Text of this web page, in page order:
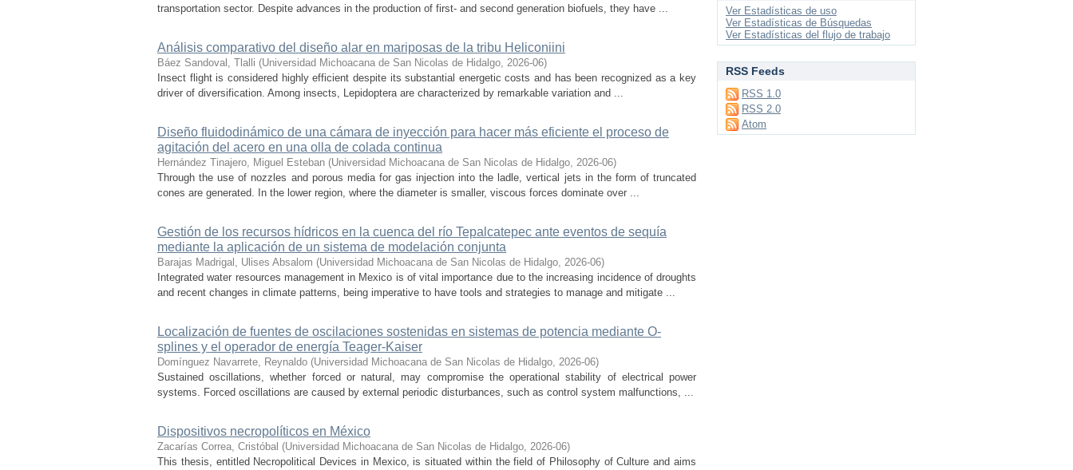
transportation sector. Despite advances in the production of first- and second generation biofuels, they have ...
Análisis comparativo del diseño alar en mariposas de la tribu Heliconiini
Báez Sandoval, Tlalli (Universidad Michoacana de San Nicolas de Hidalgo, 2026-06)
Insect flight is considered highly efficient despite its substantial energetic costs and has been recognized as a key
driver of diversification. Among insects, Lepidoptera are characterized by remarkable variation and ...
Diseño fluidodinámico de una cámara de inyección para hacer más eficiente el proceso de
agitación del acero en una olla de colada continua
Hernández Tinajero, Miguel Esteban (Universidad Michoacana de San Nicolas de Hidalgo, 2026-06)
Through the use of nozzles and porous media for gas injection into the ladle, vertical jets in the form of truncated
cones are generated. In the lower region, where the diameter is smaller, viscous forces dominate over ...
Gestión de los recursos hídricos en la cuenca del río Tepalcatepec ante eventos de sequía
mediante la aplicación de un sistema de modelación conjunta
Barajas Madrigal, Ulises Absalom (Universidad Michoacana de San Nicolas de Hidalgo, 2026-06)
Integrated water resources management in Mexico is of vital importance due to the increasing incidence of droughts
and recent changes in climate patterns, being imperative to have tools and strategies to manage and mitigate ...
Localización de fuentes de oscilaciones sostenidas en sistemas de potencia mediante O-
splines y el operador de energía Teager-Kaiser
Domínguez Navarrete, Reynaldo (Universidad Michoacana de San Nicolas de Hidalgo, 2026-06)
Sustained oscillations, whether forced or natural, may compromise the operational stability of electrical power
systems. Forced oscillations are caused by external periodic disturbances, such as control system malfunctions, ...
Dispositivos necropolíticos en México
Zacarías Correa, Cristóbal (Universidad Michoacana de San Nicolas de Hidalgo, 2026-06)
This thesis, entitled Necropolitical Devices in Mexico, is situated within the field of Philosophy of Culture and aims
Ver Estadísticas de uso
Ver Estadísticas de Búsquedas
Ver Estadísticas del flujo de trabajo
RSS Feeds
RSS 1.0
RSS 2.0
Atom